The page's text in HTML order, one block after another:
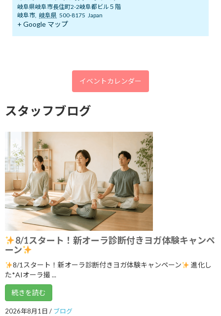
2026年2月
2026年1月
2025年12月
2025年8月
2025年6月
2025年5月
2025年4月
2025年3月
2025年2月
2025年1月
2024年12月
2024年11月
2024年10月
2024年9月
岐阜県岐阜市長住町2-2岐阜都ビル５階
岐阜市, 岐阜県 500-8175 Japan
+ Google マップ
イベントカレンダー
スタッフブログ
8/1スタート！新オーラ診断付きヨガ体験キャンペ
ーン
8/1スタート！新オーラ診断付きヨガ体験キャンペーン
進化し
た*AIオーラ撮 ...
続きを読む
2026年8月1日 / ブログ